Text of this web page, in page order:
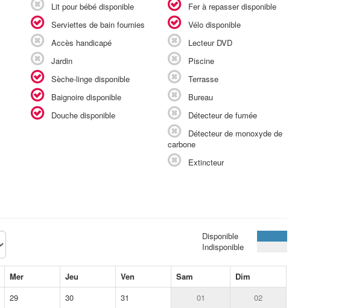
Lit pour bébé disponible
Serviettes de bain fournies
Accès handicapé
Jardin
Sèche-linge disponible
Baignoire disponible
Douche disponible
Fer à repasser disponible
Vélo disponible
Lecteur DVD
Piscine
Terrasse
Bureau
Détecteur de fumée
Détecteur de monoxyde de
carbone
Extincteur
Disponible
Indisponible
Mer Jeu Ven Sam
Dim
29 30 31 01 02